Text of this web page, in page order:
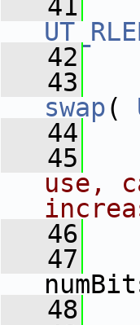
   41
   42
   43
swap(
   44
   45
use,
   46
   47
   48